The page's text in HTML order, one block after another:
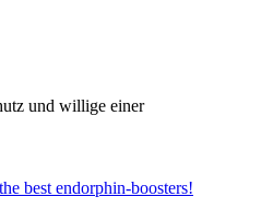
und willige einer
best endorphin-boosters!